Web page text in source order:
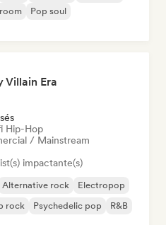
Pop soul
Villain Era
Hip-Hop
/ Mainstream
impactante(s)
Alternative rock
Electropop
rock Psychedelic pop R&B